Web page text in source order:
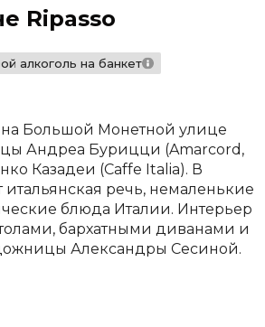
Ripasso
алкоголь на банкет
на Большой Монетной улице
Андреа Бурицци (Amarcord,
Казадеи (Caffe Italia). В
итальянская речь, немаленькие
блюда Италии. Интерьер
бархатными диванами и
Александры Сесиной.